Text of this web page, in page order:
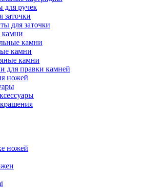
для ручек
заточки
для заточки
камни
камни
камни
камни
для правки камней
ножей
ножей